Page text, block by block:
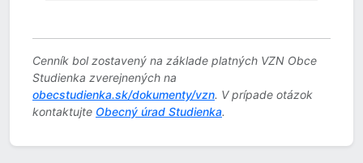
Cenník bol zostavený na základe platných VZN Obce
Studienka zverejnených na
obecstudienka.sk/dokumenty/vzn. V prípade otázok
kontaktujte Obecný úrad Studienka.